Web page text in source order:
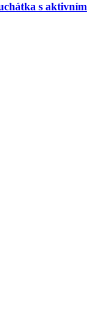
s aktivním